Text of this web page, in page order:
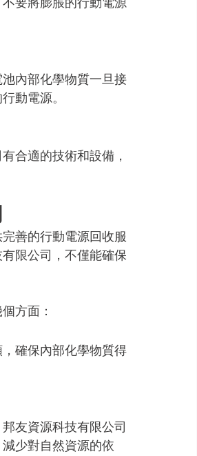
內部化學物質一旦接
動電源。
合適的技術和設備，
善的行動電源回收服
限公司，不僅能確保
方面：
確保內部化學物質得
友資源科技有限公司
少對自然資源的依